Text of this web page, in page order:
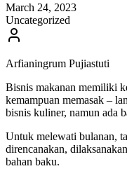
March 24, 2023
Uncategorized
Arfianingrum Pujiastuti
Bisnis makanan memiliki
kemampuan memasak –
bisnis kuliner, namun ada
Untuk melewati bulanan,
direncanakan,
bahan baku.